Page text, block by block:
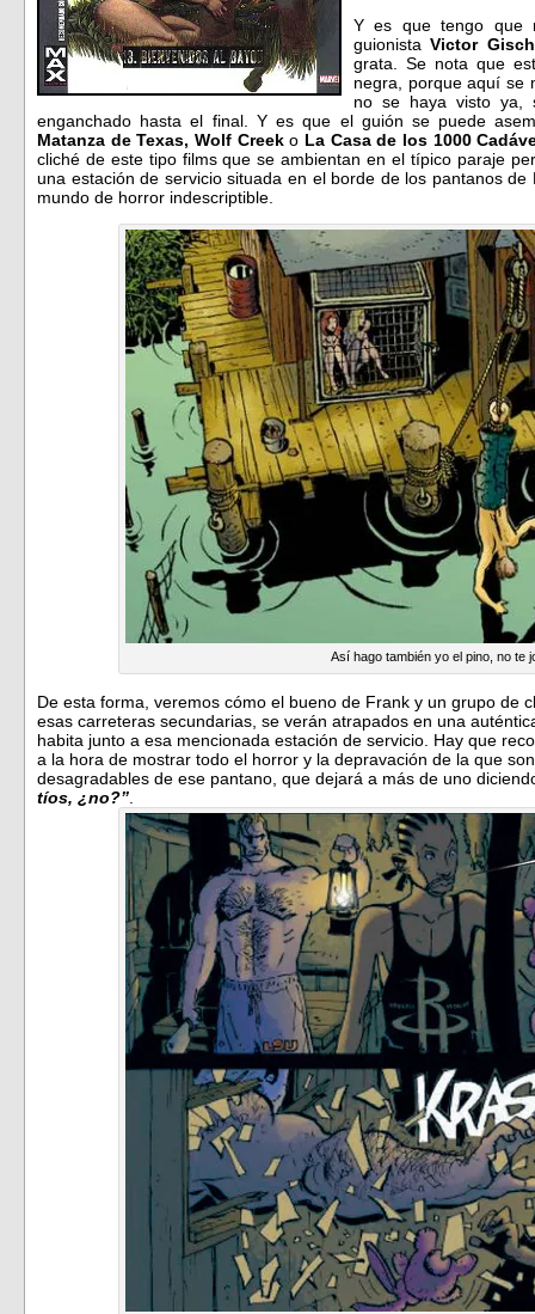
Y es que tengo que
guionista Victor
grata. Se nota que
negra, porque aquí se
no se haya visto ya,
enganchado hasta el final. Y es que el guión se puede
Matanza de Texas, Wolf Creeko La Casa de los 1000
cliché de este tipo films que se ambientan en el típico paraje
una estación de servicio situada en el borde de los pantanos
mundo de horror indescriptible.
Así hago también yo el pino, no te
De esta forma, veremos cómo el bueno de Frank y un grupo de
esas carreteras secundarias, se verán atrapados en una
habita junto a esa mencionada estación de servicio. Hay que
a la hora de mostrar todo el horror y la depravación de la que
desagradables de ese pantano, que dejará a más de uno
tíos, ¿no?”